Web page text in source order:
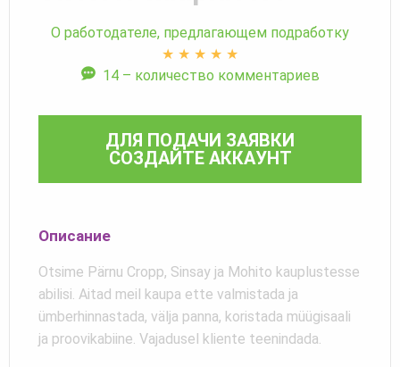
О работодателе, предлагающем подработку
★ ★ ★ ★ ★
14 – количество комментариев
ДЛЯ ПОДАЧИ ЗАЯВКИ
СОЗДАЙТЕ АККАУНТ
Описание
Otsime Pärnu Cropp, Sinsay ja Mohito kauplustesse
abilisi. Aitad meil kaupa ette valmistada ja
ümberhinnastada, välja panna, koristada müügisaali
ja proovikabiine. Vajadusel kliente teenindada.